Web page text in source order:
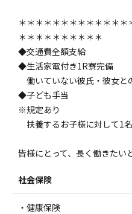
＊＊＊＊＊＊＊＊＊＊＊＊
＊＊＊＊＊＊＊＊＊＊
◆交通費全額支給
◆生活家電付き1R寮完備
働いていない彼氏・彼女と
◆子ども手当
※規定あり
扶養するお子様に対して1
皆様にとって、長く働きたい
社会保険
・健康保険